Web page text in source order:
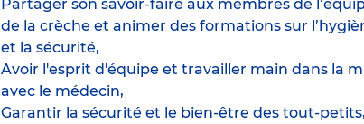
Partager son savoir-faire aux membres de
de la crèche et animer des formations sur
et la sécurité,
Avoir l'esprit d'équipe et travailler main dans la
avec le médecin,
Garantir la sécurité et le bien-être des tout-petits,